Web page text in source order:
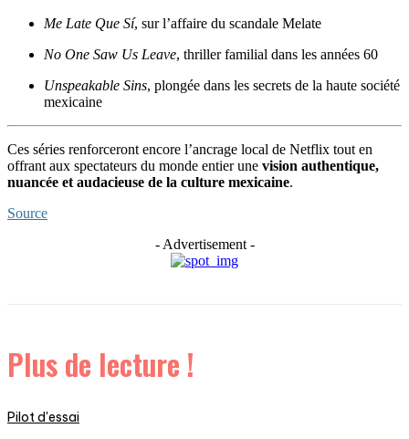
Me Late Que Sí, sur l’affaire du scandale Melate
No One Saw Us Leave, thriller familial dans les années 60
Unspeakable Sins, plongée dans les secrets de la haute société
mexicaine
Ces séries renforceront encore l’ancrage local de Netflix tout en
offrant aux spectateurs du monde entier une vision authentique,
nuancée et audacieuse de la culture mexicaine.
Source
- Advertisement -
Plus de lecture !
Pilot d'essai